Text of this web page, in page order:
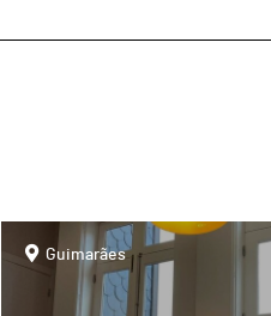
pageGuimarães